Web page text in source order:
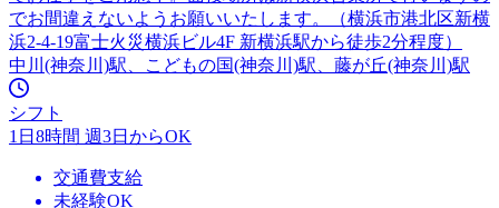
でお間違えないようお願いいたします。（横浜市港北区新横
浜2-4-19富士火災横浜ビル4F 新横浜駅から徒歩2分程度）
中川(神奈川)駅、こどもの国(神奈川)駅、藤が丘(神奈川)駅
シフト
1日8時間 週3日からOK
交通費支給
未経験OK